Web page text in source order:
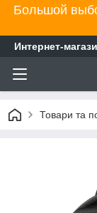
Большой
Интернет-
Товари та